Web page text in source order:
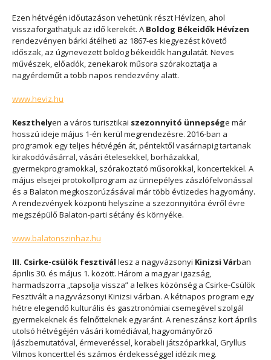
Ezen hétvégén időutazáson vehetünk részt Hévízen, ahol
visszaforgathatjuk az idő kerekét. A Boldog Békeidők Hévízen
rendezvényen bárki átélheti az 1867-es kiegyezést követő
időszak, az úgynevezett boldog békeidők hangulatát. Neves
művészek, előadók, zenekarok műsora szórakoztatja a
nagyérdeműt a több napos rendezvény alatt.
www.heviz.hu
Keszthelyen a város turisztikai szezonnyitó ünnepsége már
hosszú ideje május 1-én kerül megrendezésre. 2016-ban a
programok egy teljes hétvégén át, péntektől vasárnapig tartanak
kirakodóvásárral, vásári ételesekkel, borházakkal,
gyermekprogramokkal, szórakoztató műsorokkal, koncertekkel. A
május elsejei protokollprogram az ünnepélyes zászlófelvonással
és a Balaton megkoszorúzásával már több évtizedes hagyomány.
A rendezvények központi helyszíne a szezonnyitóra évről évre
megszépülő Balaton-parti sétány és környéke.
www.balatonszinhaz.hu
III. Csirke-csülök fesztivál lesz a nagyvázsonyi Kinizsi Várban
április 30. és május 1. között. Három a magyar igazság,
harmadszorra „tapsolja vissza” a lelkes közönség a Csirke-Csülök
Fesztivált a nagyvázsonyi Kinizsi várban. A kétnapos program egy
hétre elegendő kulturális és gasztronómiai csemegével szolgál
gyermekeknek és felnőtteknek egyaránt. A reneszánsz kort április
utolsó hétvégéjén vásári komédiával, hagyományőrző
íjászbemutatóval, érmeveréssel, korabeli játszóparkkal, Gryllus
Vilmos koncerttel és számos érdekességgel idézik meg.